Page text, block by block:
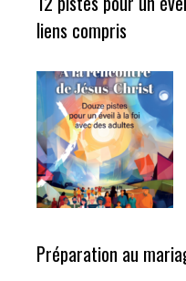
liens compris
Préparation au